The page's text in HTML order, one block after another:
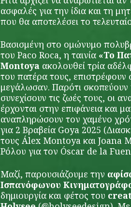
ασφαλές για την ίδια και τη
που θα αποτελέσει το
Βασισμένη στο ομώνυμο
του Paco Roca, η ταινία «Το
Montoya ακολουθεί τρία
του πατέρα τους, επιστρέφουν
μεγάλωσαν. Παρότι
συνεχίσουν τις ζωές τους, οι
έρχονται στην επιφάνεια και
αναπληρώσουν τον χαμένο
για 2 Βραβεία Goya 2025
τους Álex Montoya και Joana
Ρόλου για τον Óscar de la
Μαζί, παρουσιάζουμε την
Ισπανόφωνου
δημιουργία και φέτος του